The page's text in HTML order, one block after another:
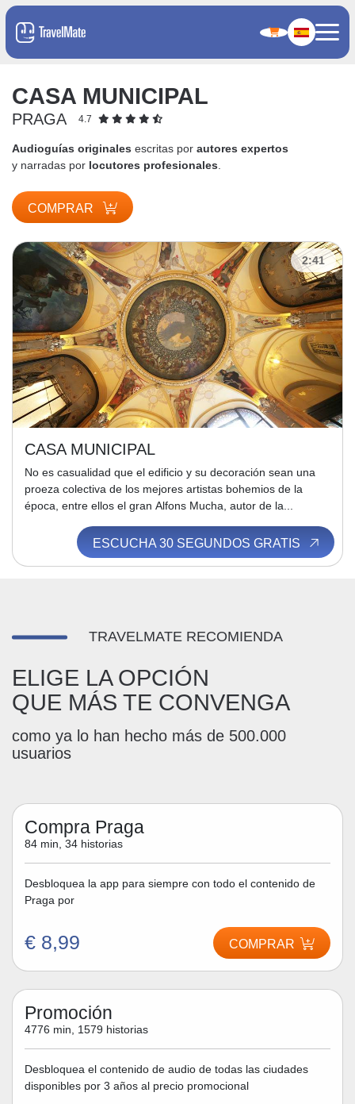
CASA MUNICIPAL
PRAGA 4.7
Audioguías originales escritas por autores expertos
y narradas por locutores profesionales
COMPRAR
2:41
CASA MUNICIPAL
No es casualidad que el edificio y su decoración sean una
proeza colectiva de los mejores artistas bohemios de la
época, entre ellos el gran Alfons Mucha, autor de la...
ESCUCHA 30 SEGUNDOS GRATIS
TRAVELMATE RECOMIENDA
ELIGE LA OPCIÓN
QUE MÁS TE CONVENGA
como ya lo han hecho más de 500.000
usuarios
Compra Praga
84 min, 34 historias
Desbloquea la app para siempre con todo el contenido de
Praga por
€ 8,99 COMPRAR
Promoción
4776 min, 1579 historias
Desbloquea el contenido de audio de todas las ciudades
disponibles por 3 años al precio promocional